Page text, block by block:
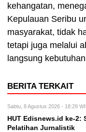
kehangatan,
Kepulauan Seribu
masyarakat, tidak
tetapi juga melalui
langsung
BERITA TERKAIT
Sabtu, 8 Agustus 2026 - 18:29
HUT Edisnews.id ke-2:
Pelatihan Jurnalistik